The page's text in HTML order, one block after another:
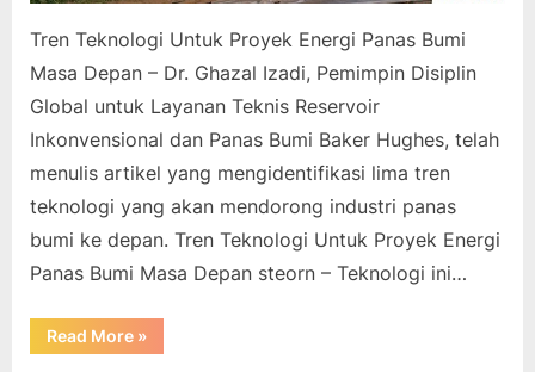
Tren Teknologi Untuk Proyek Energi Panas Bumi
Masa Depan – Dr. Ghazal Izadi, Pemimpin Disiplin
Global untuk Layanan Teknis Reservoir
Inkonvensional dan Panas Bumi Baker Hughes, telah
menulis artikel yang mengidentifikasi lima tren
teknologi yang akan mendorong industri panas
bumi ke depan. Tren Teknologi Untuk Proyek Energi
Panas Bumi Masa Depan steorn – Teknologi ini…
Read More“Tren
Teknologi
»